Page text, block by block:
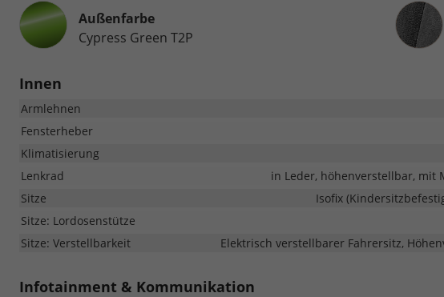
Außenfarbe
Cypress Green T2P
Innen
Armlehnen
Fensterheber
Klimatisierung
Lenkrad
in Leder, höhenverstellbar, mit
Sitze
Isofix
Sitze: Lordosenstütze
Sitze: Verstellbarkeit
Elektrisch verstellbarer Fahrersitz,
Infotainment & Kommunikation